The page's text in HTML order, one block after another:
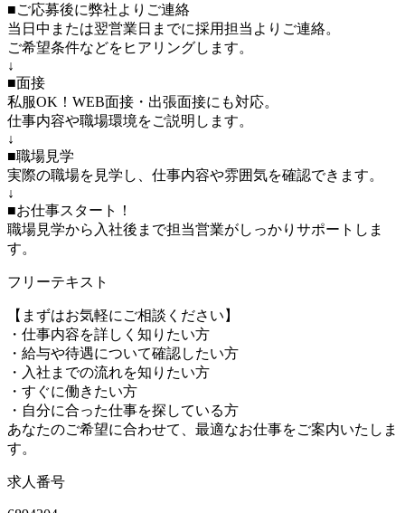
■ご応募後に弊社よりご連絡
当日中または翌営業日までに採用担当よりご連絡。
ご希望条件などをヒアリングします。
↓
■面接
私服OK！WEB面接・出張面接にも対応。
仕事内容や職場環境をご説明します。
↓
■職場見学
実際の職場を見学し、仕事内容や雰囲気を確認できます。
↓
■お仕事スタート！
職場見学から入社後まで担当営業がしっかりサポートしま
す。
フリーテキスト
【まずはお気軽にご相談ください】
・仕事内容を詳しく知りたい方
・給与や待遇について確認したい方
・入社までの流れを知りたい方
・すぐに働きたい方
・自分に合った仕事を探している方
あなたのご希望に合わせて、最適なお仕事をご案内いたしま
す。
求人番号